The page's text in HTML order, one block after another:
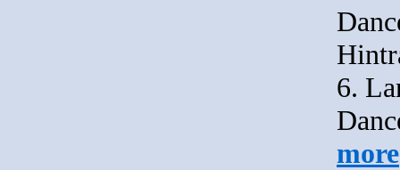
6.
more